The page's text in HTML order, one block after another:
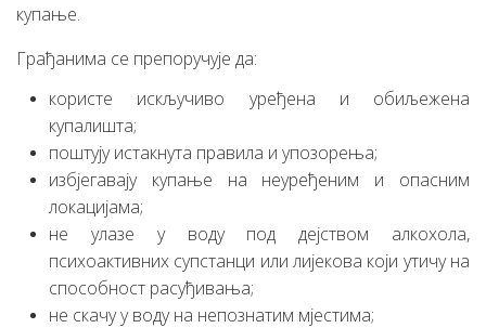
купање.
Грађанима се препоручује да:
користе искључиво уређена и обиљежена
купалишта;
поштују истакнута правила и упозорења;
избјегавају купање на неуређеним и опасним
локацијама;
не улазе у воду под дејством алкохола,
психоактивних супстанци или лијекова који утичу на
способност расуђивања;
не скачу у воду на непознатим мјестима;